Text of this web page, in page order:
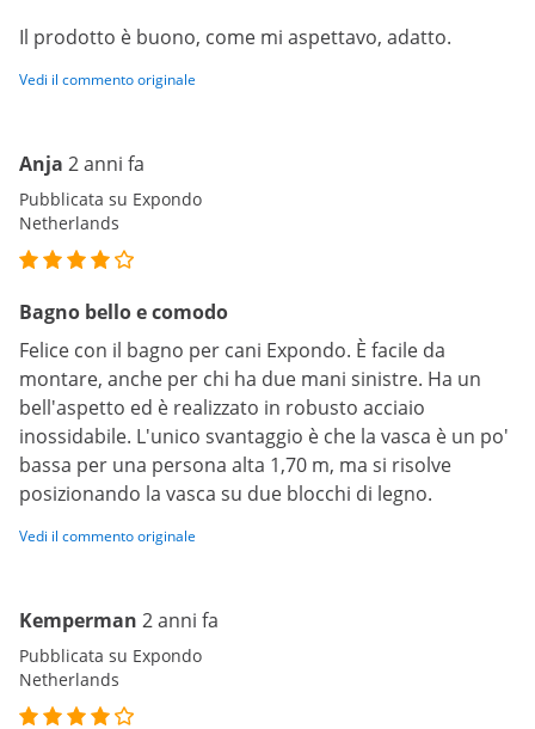
Il prodotto è buono, come mi aspettavo, adatto.
Vedi il commento originale
Anja 2 anni fa
Pubblicata su Expondo
Netherlands
Bagno bello e comodo
Felice con il bagno per cani Expondo. È facile da
montare, anche per chi ha due mani sinistre. Ha un
bell'aspetto ed è realizzato in robusto acciaio
inossidabile. L'unico svantaggio è che la vasca è un po'
bassa per una persona alta 1,70 m, ma si risolve
posizionando la vasca su due blocchi di legno.
Vedi il commento originale
Kemperman 2 anni fa
Pubblicata su Expondo
Netherlands